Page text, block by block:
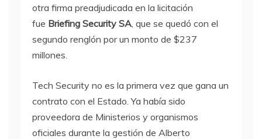
otra firma preadjudicada en la licitación
fue Briefing Security SA, que se quedó con el
segundo renglón por un monto de $237
millones.
Tech Security no es la primera vez que gana un
contrato con el Estado. Ya había sido
proveedora de Ministerios y organismos
oficiales durante la gestión de Alberto